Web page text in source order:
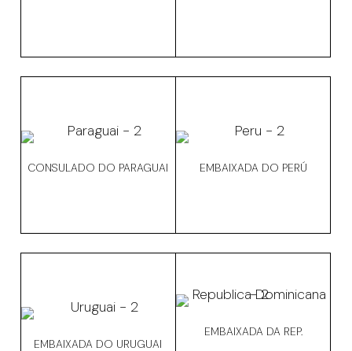
CONSULADO DO PARAGUAI EMBAIXADA DO PERÚ
EMBAIXADA DO URUGUAI
EMBAIXADA DA REP.